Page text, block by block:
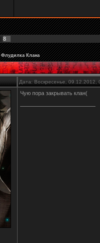
8
Флудилка Клана
Дата: Воскресенье,
Чую пора закрывать клан(